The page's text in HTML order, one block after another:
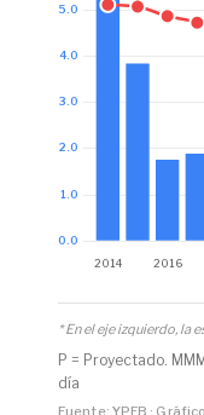
* En el eje izquierdo, la
P = Proyectado.
día
Fuente: YPFB ·